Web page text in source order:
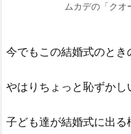
ムカデの「クオ
今でもこの結婚式のとき
やはりちょっと恥ずか
子ども達が結婚式に出